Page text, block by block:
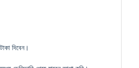
দিবেন।